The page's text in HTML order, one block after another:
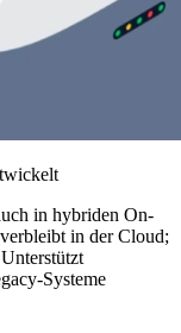
in hybriden On-
in der Cloud;
Systeme